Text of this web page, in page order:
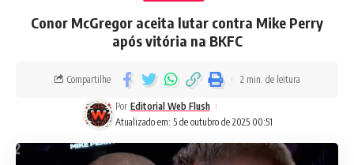
Conor McGregor aceita lutar contra Mike Perry
após vitória na BKFC
Atualizado em: 5 de outubro de 2025 00:51
Por Editorial Web Flush
Compartilhe 2 min. de leitura